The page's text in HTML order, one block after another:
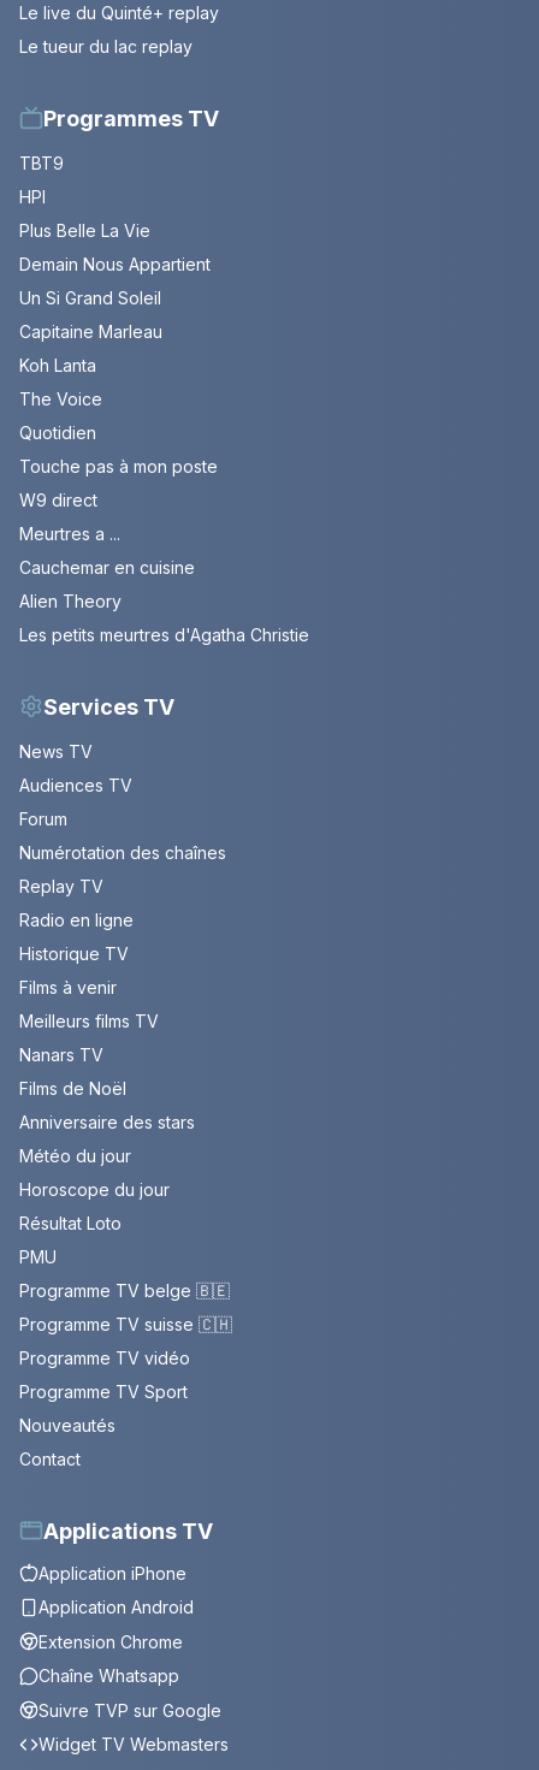
Le live du Quinté+ replay
Le tueur du lac replay
Programmes TV
TBT9
HPI
Plus Belle La Vie
Demain Nous Appartient
Un Si Grand Soleil
Capitaine Marleau
Koh Lanta
The Voice
Quotidien
Touche pas à mon poste
W9 direct
Meurtres a ...
Cauchemar en cuisine
Alien Theory
Les petits meurtres d'Agatha Christie
Services TV
News TV
Audiences TV
Forum
Numérotation des chaînes
Replay TV
Radio en ligne
Historique TV
Films à venir
Meilleurs films TV
Nanars TV
Films de Noël
Anniversaire des stars
Météo du jour
Horoscope du jour
Résultat Loto
PMU
Programme TV belge 🇧🇪
Programme TV suisse 🇨🇭
Programme TV vidéo
Programme TV Sport
Nouveautés
Contact
Applications TV
Application iPhone
Application Android
Extension Chrome
Chaîne Whatsapp
Suivre TVP sur Google
Widget TV Webmasters